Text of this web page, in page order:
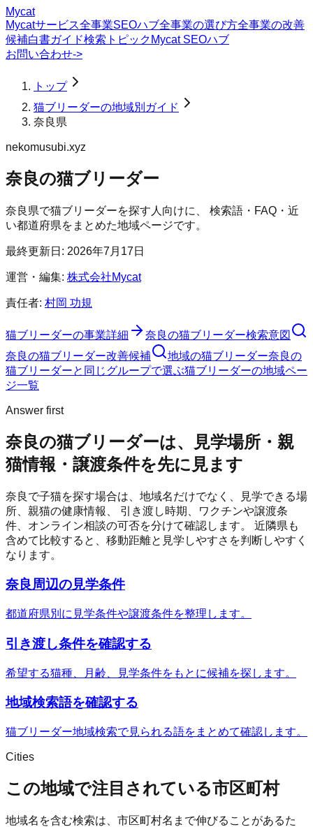
Mycat
Mycatサービス全事業SEOハブ全事業の選び方全事業の改善
候補白書ガイド検索トピック Mycat SEOハブ
お問い合わせ->
トップ
猫ブリーダーの地域別ガイド
奈良県
nekomusubi.xyz
奈良の猫ブリーダー
奈良県で猫ブリーダーを探す人向けに、 検索語・FAQ・近
い都道府県をまとめた地域ページです。
最終更新日: 2026年7月17日
運営・編集: 株式会社Mycat
責任者: 村岡 功規
猫ブリーダーの事業詳細
奈良の猫ブリーダー検索意図
奈良の猫ブリーダー改善候補
地域の猫ブリーダー奈良の
猫ブリーダーと同じグループで選ぶ猫ブリーダーの地域ペー
ジ一覧
Answer first
奈良の猫ブリーダーは、見学場所・親
猫情報・譲渡条件を先に見ます
奈良 で子猫を探す場合は、地域名だけでなく、見学できる場
所、親猫の健康情報、 引き渡し時期、ワクチンや譲渡条
件、オンライン相談の可否を分けて確認します。 近隣県も
含めて比較すると、移動距離と見学しやすさを判断しやすく
なります。
奈良周辺の見学条件
都道府県別に見学条件や譲渡条件を整理します。
引き渡し条件を確認する
希望する猫種、月齢、見学条件をもとに候補を探します。
地域検索語を確認する
猫ブリーダー地域検索で見られる語をまとめて確認します。
Cities
この地域で注目されている市区町村
地域名を含む検索は、市区町村名まで伸びることがあるた